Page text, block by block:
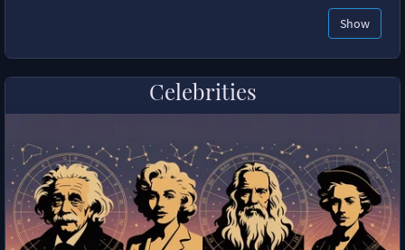
Show
Celebrities